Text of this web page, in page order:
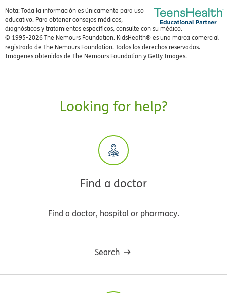
Nota: Toda la información es únicamente para uso
educativo. Para obtener consejos médicos,
diagnósticos y tratamientos específicos, consulte con su médico.
© 1995-2026 The Nemours Foundation. KidsHealth® es una marca comercial
registrada de The Nemours Foundation. Todos los derechos reservados.
Imágenes obtenidas de The Nemours Foundation y Getty Images.
Looking for help?
Find a doctor
Find a doctor, hospital or pharmacy.
Search